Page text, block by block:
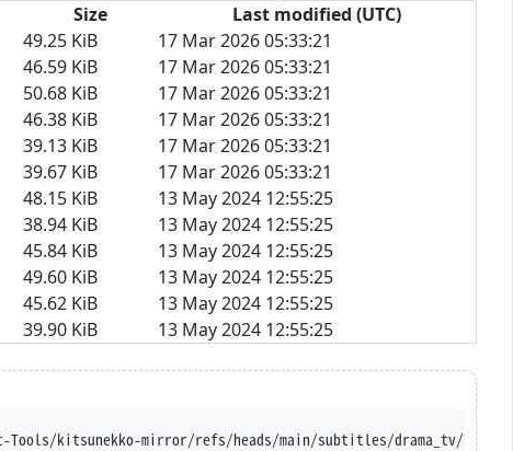
Size
Last modified (UTC)
49.25 KiB
17 Mar 2026 05:33:21
46.59 KiB
17 Mar 2026 05:33:21
50.68 KiB
17 Mar 2026 05:33:21
46.38 KiB
17 Mar 2026 05:33:21
39.13 KiB
17 Mar 2026 05:33:21
39.67 KiB
17 Mar 2026 05:33:21
48.15 KiB
13 May 2024 12:55:25
38.94 KiB
13 May 2024 12:55:25
45.84 KiB
13 May 2024 12:55:25
49.60 KiB
13 May 2024 12:55:25
45.62 KiB
13 May 2024 12:55:25
39.90 KiB
13 May 2024 12:55:25
subtitles/drama_tv/Innocent%20Days/